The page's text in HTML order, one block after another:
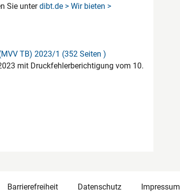
Sie unterdibt.de > Wir bieten >
TB) 2023/1 (352 Seiten )
mit Druckfehlerberichtigung vom 10.
Barrierefreiheit Datenschutz Impressum